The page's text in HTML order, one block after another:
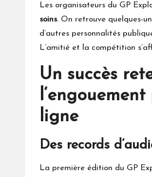
Les organisateurs du GP
soins. On retrouve quelques-
d’autres personnalités
L’amitié et la compétition
Un succès
ligne
Des records
La première édition du GP